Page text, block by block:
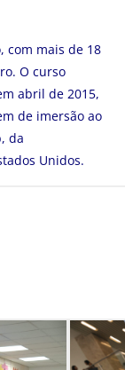
com mais de 18
O curso
abril de 2015,
de imersão ao
da
Unidos.